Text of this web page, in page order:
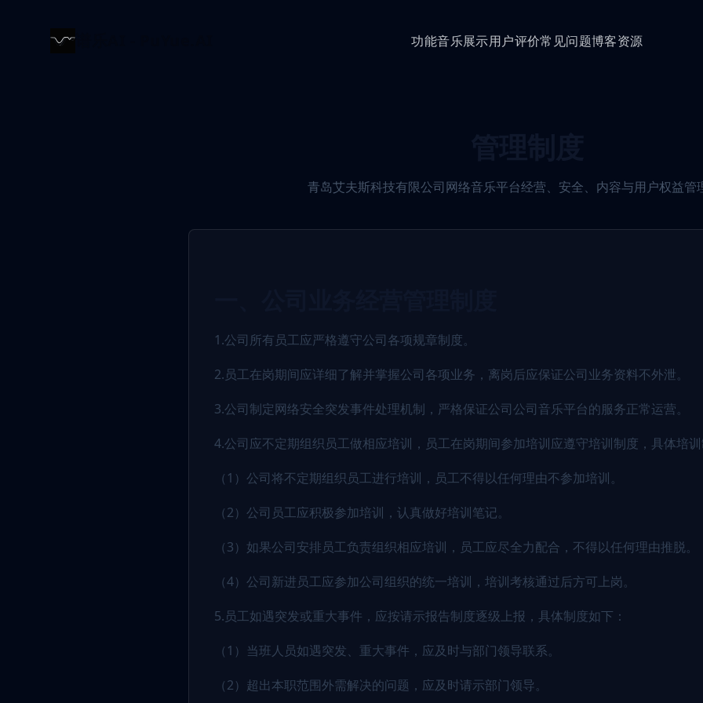
功能音乐展示用户评价常见问题博客资源
青岛艾夫斯科技有限公司网络音乐平台经营、安全、内容与用户权益管
1.公司所有员工应严格遵守公司各项规章制度。
2.员工在岗期间应详细了解并掌握公司各项业务，离岗后应保证公司业务资料不外泄。
3.公司制定网络安全突发事件处理机制，严格保证公司公司音乐平台的服务正常运营。
4.公司应不定期组织员工做相应培训，员工在岗期间参加培训应遵守培训制度，具体培训
（1）公司将不定期组织员工进行培训，员工不得以任何理由不参加培训。
（2）公司员工应积极参加培训，认真做好培训笔记。
（3）如果公司安排员工负责组织相应培训，员工应尽全力配合，不得以任何理由推脱。
（4）公司新进员工应参加公司组织的统一培训，培训考核通过后方可上岗。
5.员工如遇突发或重大事件，应按请示报告制度逐级上报，具体制度如下：
（1）当班人员如遇突发、重大事件，应及时与部门领导联系。
（2）超出本职范围外需解决的问题，应及时请示部门领导。